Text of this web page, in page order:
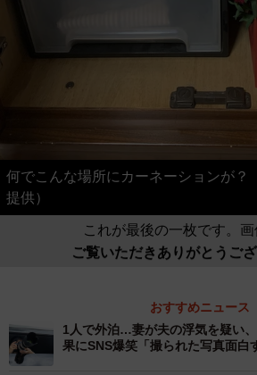
何でこんな場所にカーネーションが？
提供）
これが最後の一枚です。画
ご覧いただきありがとうござ
おすすめニュース
1人で外泊…妻が夫の浮気を疑い
果にSNS爆笑「撮られた写真面白